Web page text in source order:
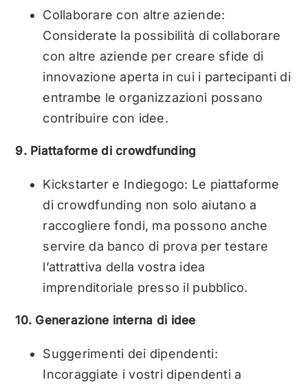
Collaborare con altre aziende:
Considerate la possibilità di collaborare
con altre aziende per creare sfide di
innovazione aperta in cui i partecipanti di
entrambe le organizzazioni possano
contribuire con idee.
9. Piattaforme di crowdfunding
Kickstarter e Indiegogo: Le piattaforme
di crowdfunding non solo aiutano a
raccogliere fondi, ma possono anche
servire da banco di prova per testare
l’attrattiva della vostra idea
imprenditoriale presso il pubblico.
10. Generazione interna di idee
Suggerimenti dei dipendenti:
Incoraggiate i vostri dipendenti a